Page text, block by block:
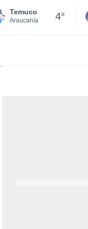
Temuco
Araucanía 4°